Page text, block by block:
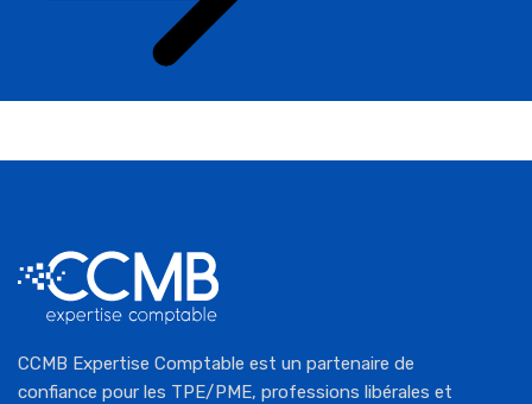
CCMB Expertise Comptable est un partenaire de
confiance pour les TPE/PME, professions libérales et